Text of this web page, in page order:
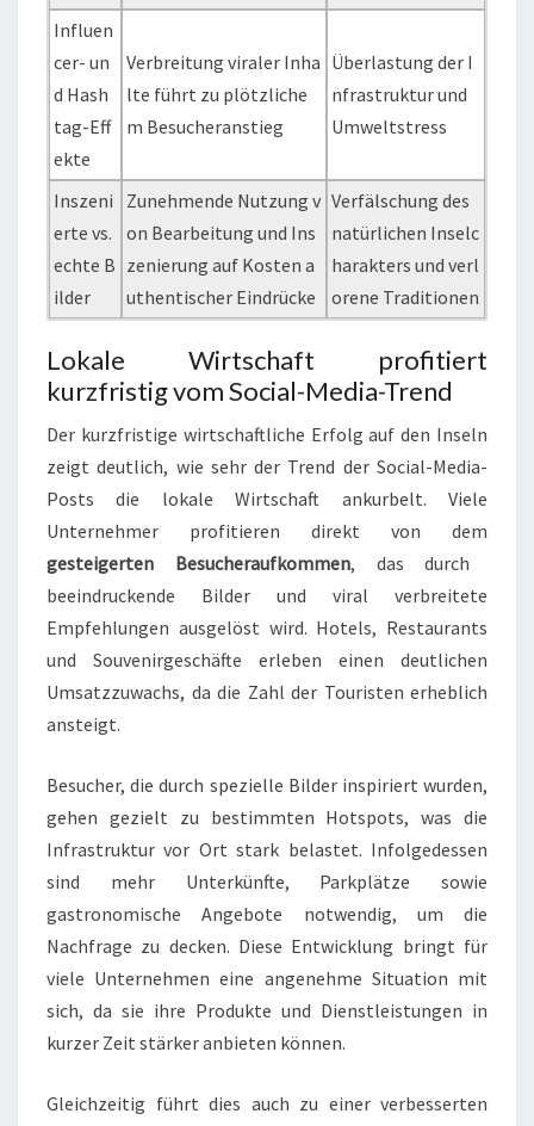
Influen
cer- un
d Hash
tag-Eff
ekte
Verbreitung viraler Inha
lte führt zu plötzliche
m Besucheranstieg
Überlastung der I
nfrastruktur und
Umweltstress
Inszeni
erte vs.
echte B
ilder
Zunehmende Nutzung v
on Bearbeitung und Ins
zenierung auf Kosten a
uthentischer Eindrücke
Verfälschung des
natürlichen Inselc
harakters und verl
orene Traditionen
Lokale Wirtschaft profitiert
kurzfristig vom Social-Media-Trend
Der kurzfristige wirtschaftliche Erfolg auf den Inseln
zeigt deutlich, wie sehr der Trend der Social-Media-
Posts die lokale Wirtschaft ankurbelt. Viele
Unternehmer profitieren direkt von dem
gesteigerten Besucheraufkommen, das durch
beeindruckende Bilder und viral verbreitete
Empfehlungen ausgelöst wird. Hotels, Restaurants
und Souvenirgeschäfte erleben einen deutlichen
Umsatzzuwachs, da die Zahl der Touristen erheblich
ansteigt.
Besucher, die durch spezielle Bilder inspiriert wurden,
gehen gezielt zu bestimmten Hotspots, was die
Infrastruktur vor Ort stark belastet. Infolgedessen
sind mehr Unterkünfte, Parkplätze sowie
gastronomische Angebote notwendig, um die
Nachfrage zu decken. Diese Entwicklung bringt für
viele Unternehmen eine angenehme Situation mit
sich, da sie ihre Produkte und Dienstleistungen in
kurzer Zeit stärker anbieten können.
Gleichzeitig führt dies auch zu einer verbesserten